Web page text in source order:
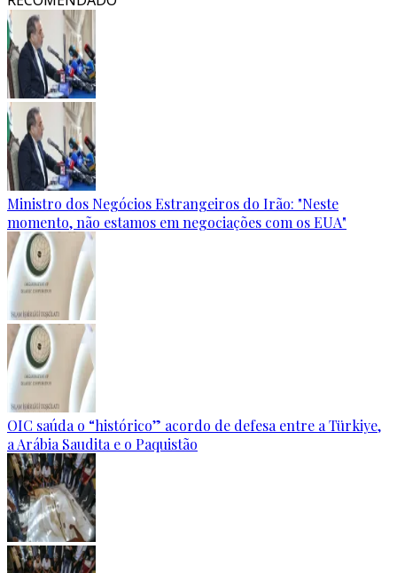
Ministro dos Negócios Estrangeiros do Irão: "Neste
momento, não estamos em negociações com os EUA"
OIC saúda o “histórico” acordo de defesa entre a Türkiye,
a Arábia Saudita e o Paquistão